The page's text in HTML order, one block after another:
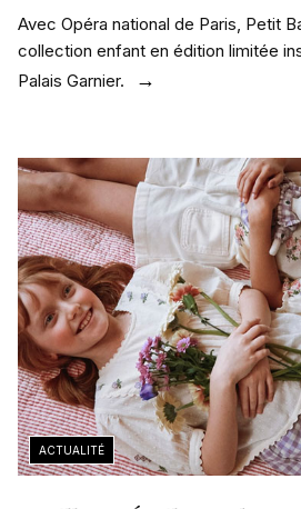
Avec Opéra national de Paris, Petit
collection enfant en édition limitée
Palais Garnier.